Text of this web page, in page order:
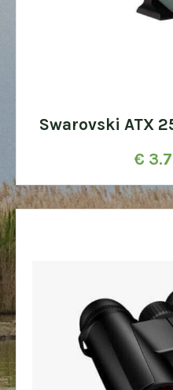
Swarovski ATX
€